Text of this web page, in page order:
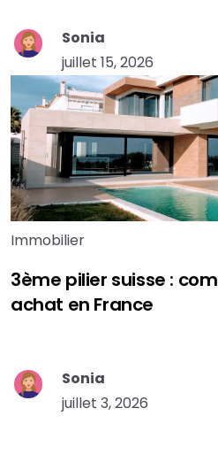
Sonia
juillet 15, 2026
Immobilier
3ème pilier suisse :
achat en France
Sonia
juillet 3, 2026